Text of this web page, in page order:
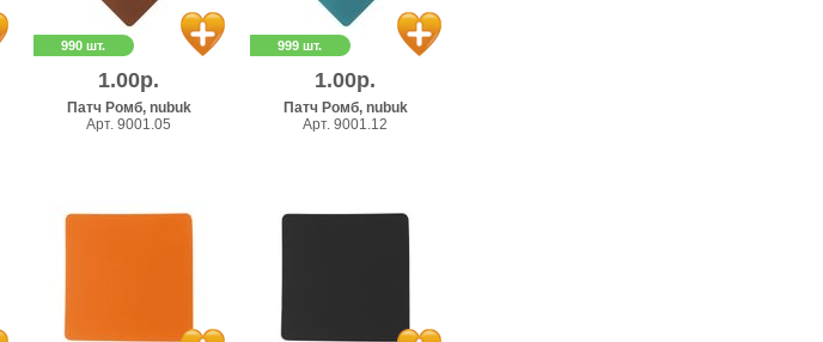
990 шт.
1.00р.
Патч Ромб, nubuk
Арт. 9001.05
999 шт.
1.00р.
Патч Ромб, nubuk
Арт. 9001.12